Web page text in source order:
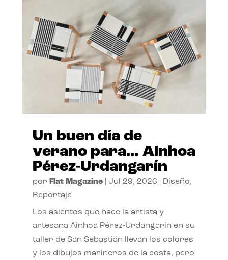
Un buen día de
verano para… Ainhoa
Pérez-Urdangarín
por Flat Magazine| Jul 29, 2026 Diseño,
Reportaje
Los asientos que hace la artista y
artesana Ainhoa Pérez-Urdangarín en su
taller de San Sebastián llevan los colores
y los dibujos marineros de la costa, pero